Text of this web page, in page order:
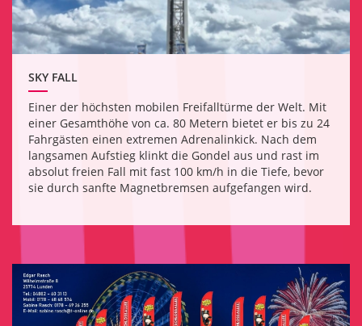
SKY FALL
Einer der höchsten mobilen Freifalltürme der Welt. Mit
einer Gesamthöhe von ca. 80 Metern bietet er bis zu 24
Fahrgästen einen extremen Adrenalinkick. Nach dem
langsamen Aufstieg klinkt die Gondel aus und rast im
absolut freien Fall mit fast 100 km/h in die Tiefe, bevor
sie durch sanfte Magnetbremsen aufgefangen wird.